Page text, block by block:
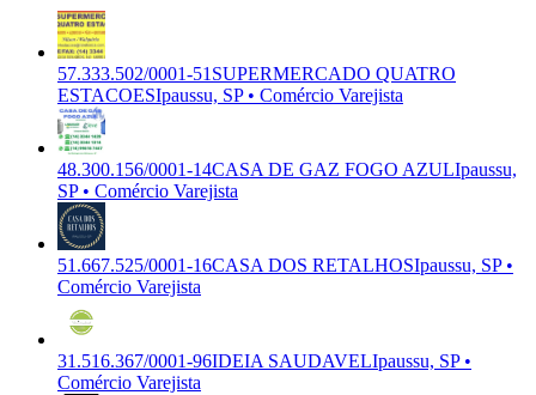
57.333.502/0001-51 SUPERMERCADO QUATRO
ESTACOESIpaussu, SP • Comércio Varejista
48.300.156/0001-14CASA DE GAZ FOGO AZULIpaussu,
SP • Comércio Varejista
51.667.525/0001-16CASA DOS RETALHOSIpaussu, SP •
Comércio Varejista
31.516.367/0001-96IDEIA SAUDAVELIpaussu, SP •
Comércio Varejista